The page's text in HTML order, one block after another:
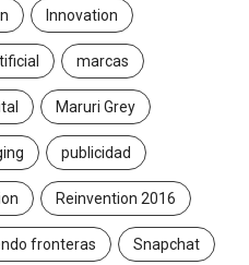
Innovation
marcas
Maruri Grey
publicidad
Reinvention 2016
fronteras Snapchat